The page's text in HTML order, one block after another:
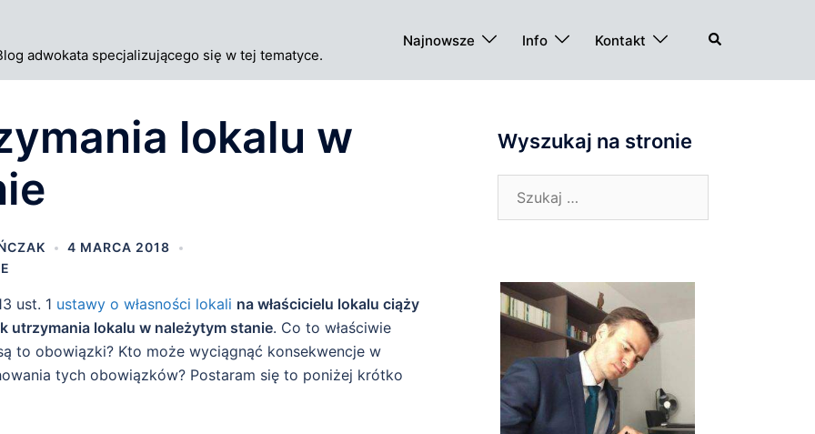
adwokata specjalizującego się w tej tematyce.
Najnowsze Info Kontakt Szukaj
lokalu w
4 MARCA 2018
ust. 1 ustawy o własności lokali na właścicielu lokalu ciąży
utrzymania lokalu w należytym stanie. Co to właściwie
to obowiązki? Kto może wyciągnąć konsekwencje w
tych obowiązków? Postaram się to poniżej krótko
Wyszukaj na stronie